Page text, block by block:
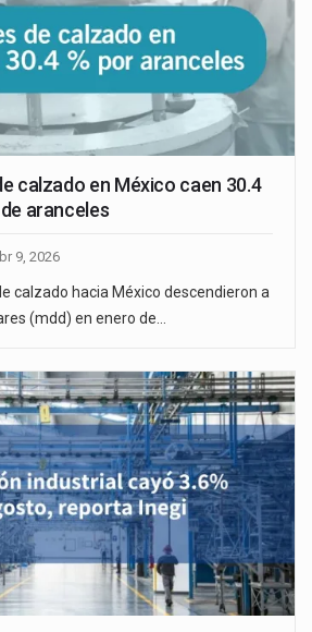
calzado en México caen 30.4
aranceles
9, 2026
calzado hacia México descendieron a
(mdd) en enero de…